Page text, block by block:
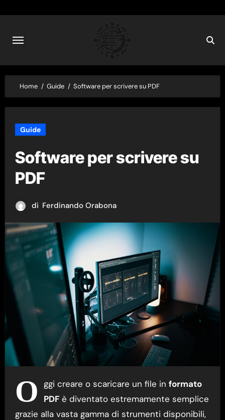
content
Home Guide Software per scrivere su PDF
Guide
Software per scrivere su
PDF
di Ferdinando Orabona
O ggi creare o scaricare un file in formato
PDFè diventato estremamente semplice
grazie alla vasta gamma di strumenti disponibili,